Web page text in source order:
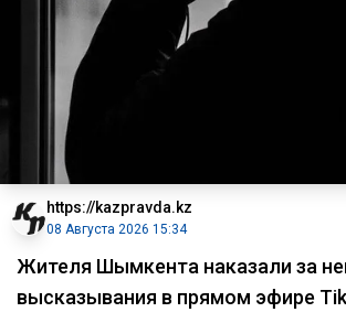
https://kazpravda.kz
08 Августа 2026 15:34
Жителя Шымкента наказали за
высказывания в прямом эфире